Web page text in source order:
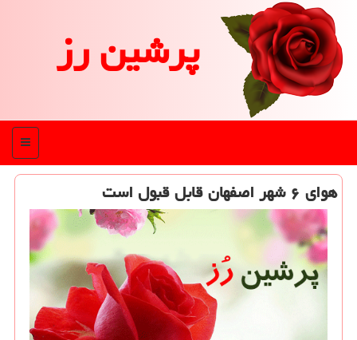
پرشین رز
منو
هوای ۶ شهر اصفهان قابل قبول است